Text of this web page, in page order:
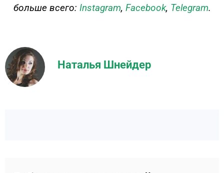
больше всего: Instagram, Facebook, Telegram.
Наталья Шнейдер